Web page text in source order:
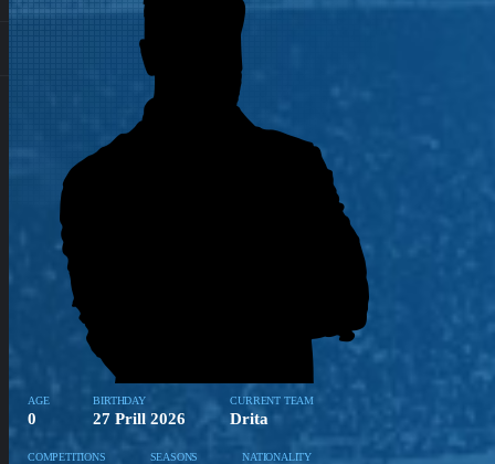
AGE
0
BIRTHDAY
27 Prill 2026
CURRENT TEAM
Drita
COMPETITIONS SEASONS NATIONALITY